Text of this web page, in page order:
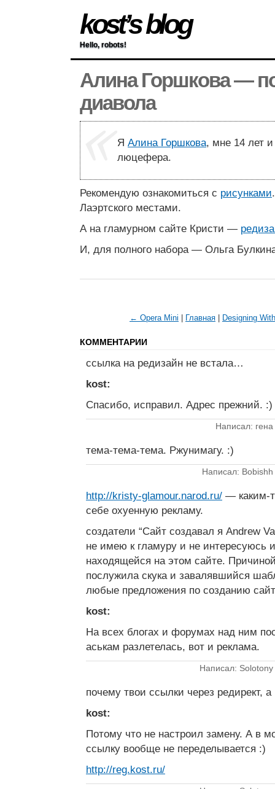
kost’s blog
Hello, robots!
Алина Горшкова —
диавола
Я Алина Горшкова, мне 14 лет
люцефера.
Рекомендую ознакомиться с рисунками
Лаэртского местами.
А на гламурном сайте Кристи —
И, для полного набора — Ольга
← Opera Mini Главная Designing
КОММЕНТАРИИ
ссылка на редизайн не встала…
kost:
Спасибо, исправил. Адрес прежний. :)
Написал:
тема-тема-тема. Ржунимагу. :)
Написал:
http://kristy-glamour.narod.ru/ — каким-
себе охуенную рекламу.
создатели “Сайт создавал я Andrew
не имею к гламуру и не интересуюсь
находящейся на этом сайте.
послужила скука и завалявшийся
любые предложения по созданию
kost:
На всех блогах и форумах над ним
аськам разлетелась, вот и реклама.
Написал:
почему твои ссылки через редирект,
kost:
Потому что не настроил замену. А в
ссылку вообще не переделывается :)
http://reg.kost.ru/